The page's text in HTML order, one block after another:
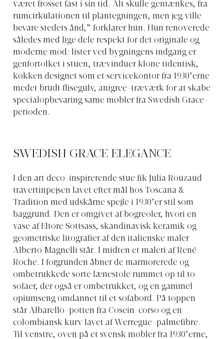
været frosset fast i sin tid. Alt skulle gentænkes, fra
rumcirkulationen til plantegningen, men jeg ville
bevare stedets ånd,” forklarer hun. Hun renoverede
således med lige dele respekt for det originale og
moderne mod: lister ved bygningens indgang er
genfortolket i stuen, trævinduer klone tidentisk,
køkken designet som et servicekontor fra 1930’erne
medet brudt flisegulv, anigree-træværk for at skabe
specialopbevaring same møbler fra Swedish Grace-
perioden.
SWEDISH GRACE ELEGANCE
I den art deco-inspirerende stue fik Julia Rouzaud
travertinpejsen lavet efter mål hos Toscana &
Tradition med udskårne spejle i 1930’er stil som
baggrund. Den er omgivet af bogreoler, hvori en
vase af Eltore Sottsass, skandinavisk keramik og
geometriske litografier af den italienske maler
Alberto Magnelli står. I midten et maleri af René
Roche. I forgrunden åbner de marmorerede og
ombetrukkede sorte lænestole rummet op til to
sofaer, der også er ombetrukket, og en gammel
opiumseng omdannet til et sofabord. På toppen
står Albarello-potten fra Cosein-corso og en
colombiansk kurv lavet af Werregue-palmefibre.
Til venstre, oven på et svensk møbler fra 1930’erne,